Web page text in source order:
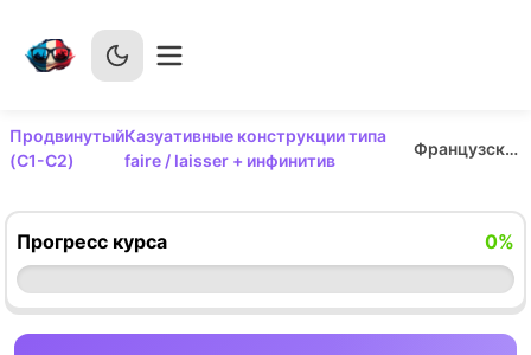
Продвинутый
(C1-C2)
Казуативные конструкции типа
faire / laisser + инфинитив
Французская конструкция laisser + инфинитив (Construction causative)
Прогресс курса 0%